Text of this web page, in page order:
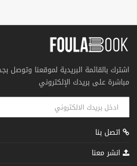
اشترك بالقائمة البريدية لموقعنا وتوصل
مباشرة على بريدك الإلكتروني
اتصل بنا
انشر معنا